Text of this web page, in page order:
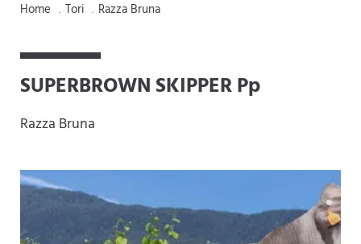
Home . Tori . Razza Bruna
SUPERBROWN SKIPPER Pp
Razza Bruna